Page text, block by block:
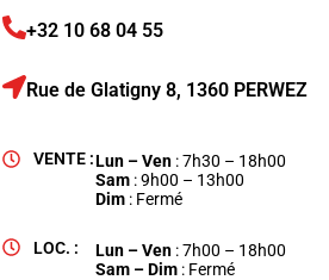
+32 10 68 04 55
Rue de Glatigny 8, 1360 PERWEZ
VENTE :Lun – Ven : 7h30 – 18h00
Sam : 9h00 – 13h00
Dim : Fermé
LOC. : Lun – Ven : 7h00 – 18h00
Sam – Dim : Fermé